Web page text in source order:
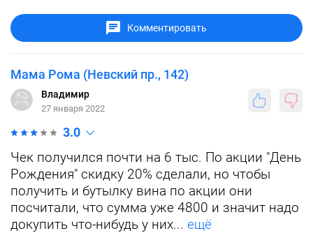
Комментировать
Мама Рома (Невский пр., 142)
Владимир
27 января 2022
3.0
Чек получился почти на 6 тыс. По акции "День
Рождения" скидку 20% сделали, но чтобы
получить и бутылку вина по акции они
посчитали, что сумма уже 4800 и значит надо
докупить что-нибудь у них... ещё